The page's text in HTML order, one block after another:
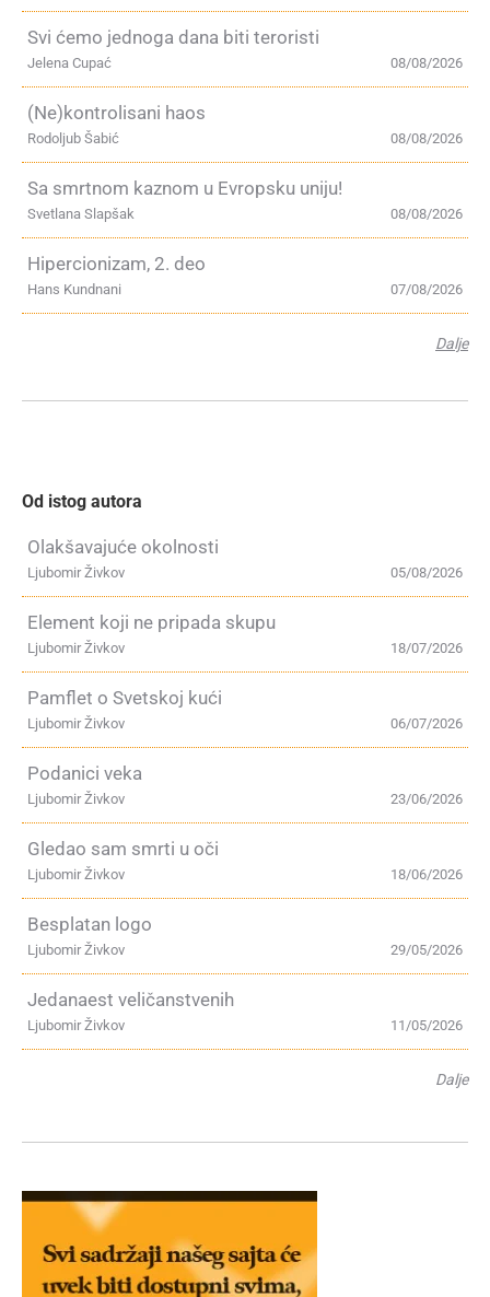
Svi ćemo jednoga dana biti teroristi
08/08/2026
Jelena Cupać
(Ne)kontrolisani haos
08/08/2026
Rodoljub Šabić
Sa smrtnom kaznom u Evropsku uniju!
08/08/2026
Svetlana Slapšak
Hipercionizam, 2. deo
07/08/2026
Hans Kundnani
Dalje
Od istog autora
Olakšavajuće okolnosti
05/08/2026
Ljubomir Živkov
Element koji ne pripada skupu
18/07/2026
Ljubomir Živkov
Pamflet o Svetskoj kući
06/07/2026
Ljubomir Živkov
Podanici veka
23/06/2026
Ljubomir Živkov
Gledao sam smrti u oči
18/06/2026
Ljubomir Živkov
Besplatan logo
29/05/2026
Ljubomir Živkov
Jedanaest veličanstvenih
11/05/2026
Ljubomir Živkov
Dalje